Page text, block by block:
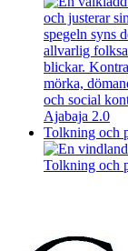
Ajabaja 2.0
Tolkning och
Tolkning och